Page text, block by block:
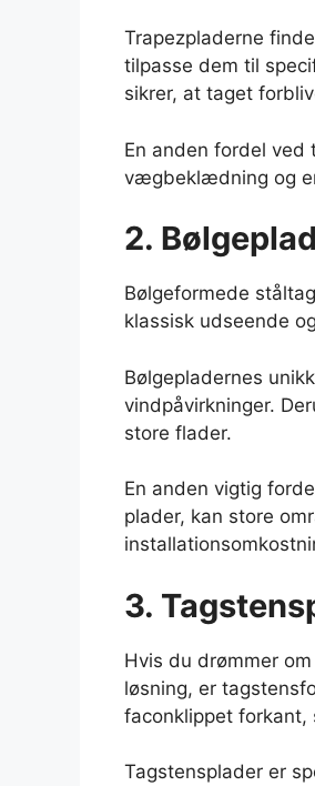
Trapezpladerne
tilpasse dem til
sikrer, at taget
En anden fordel ved
vægbeklædning og
2.
Bølgeformede
klassisk udseende
Bølgepladernes
vindpåvirkninger.
store flader.
En anden vigtig
plader, kan store
3.
Hvis du drømmer
løsning, er
faconklippet
Tagstensplader er